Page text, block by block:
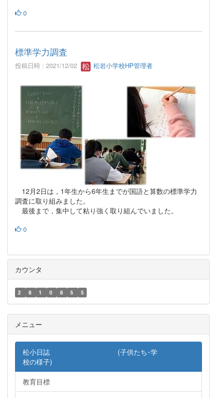
0
標準学力調査
投稿日時 : 2021/12/02 松岩小学校HP管理者
12月2日は，1年生から6年生までが国語と算数の標準学力
調査に取り組みました。
最後まで，集中して粘り強く取り組んでいました。
0
カウンタ
2 8 1 0 8 5 5
メニュー
松小日誌 (子供たち･学
校の様子)
教育目標